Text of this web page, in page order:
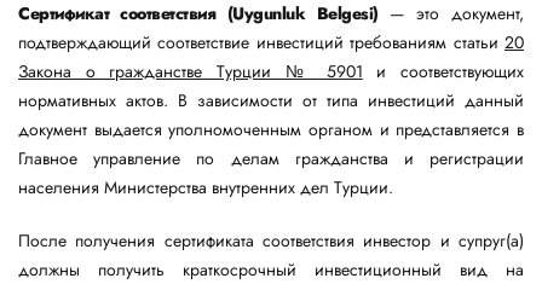
Сертификат соответствия (Uygunluk Belgesi) — это документ,
подтверждающий соответствие инвестиций требованиям статьи 20
Закона о гражданстве Турции № 5901 и соответствующих
нормативных актов. В зависимости от типа инвестиций данный
документ выдается уполномоченным органом и представляется в
Главное управление по делам гражданства и регистрации
населения Министерства внутренних дел Турции.
После получения сертификата соответствия инвестор и супруг(а)
должны получить краткосрочный инвестиционный вид на